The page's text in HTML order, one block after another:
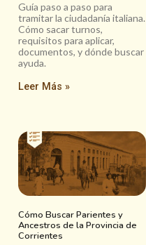
Guía paso a paso para
tramitar la ciudadanía italiana.
Cómo sacar turnos,
requisitos para aplicar,
documentos, y dónde buscar
ayuda.
Leer Más »
Cómo Buscar Parientes y
Ancestros de la Provincia de
Corrientes